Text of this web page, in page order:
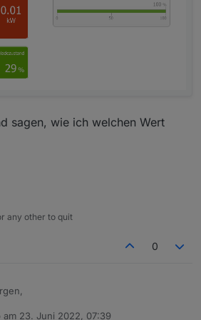
sagen, wie ich welchen Wert
any other to quit
0
am 23. Juni 2022, 07:39